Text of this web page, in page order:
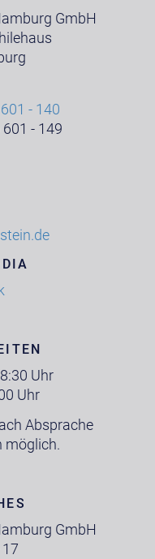
GmbH
- 140
601 - 149
Uhr
Uhr
Absprache
möglich.
GmbH